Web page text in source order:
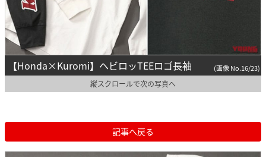
【Honda×Kuromi】ヘビロッTEEロゴ長袖 (画像 No.16/23)
縦スクロールで次の写真へ
記事へ戻る